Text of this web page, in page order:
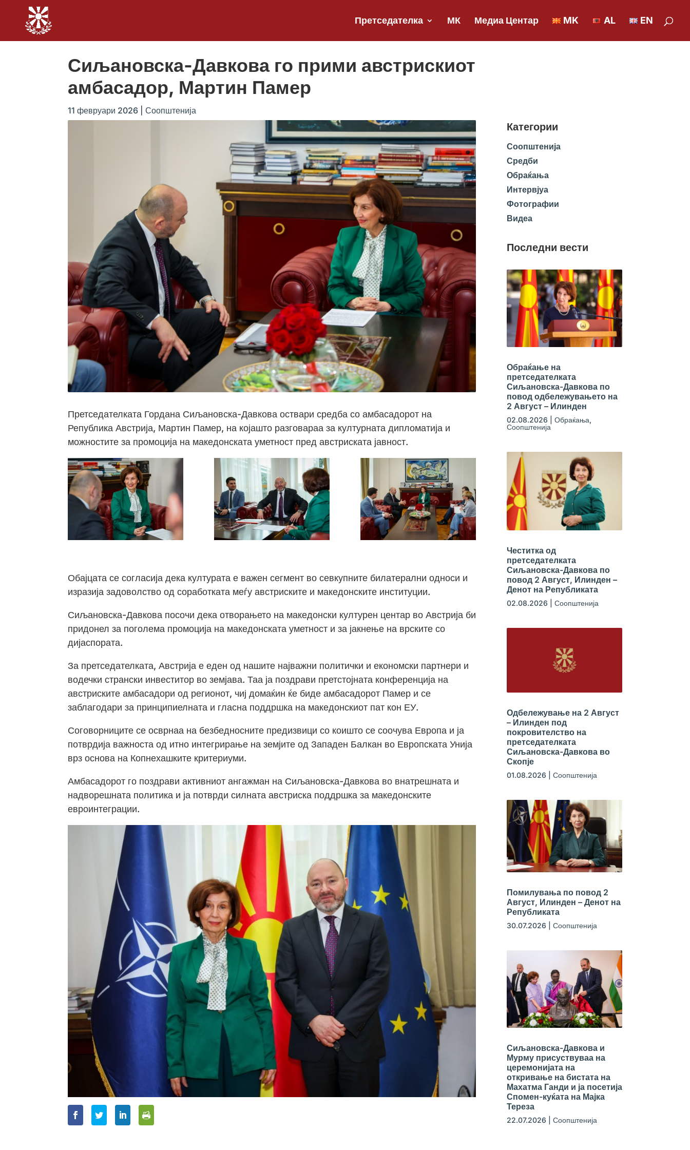
Претседателка МК Медиа Центар MK AL EN
Сиљановска-Давкова го прими австрискиот
амбасадор, Мартин Памер
11 февруари 2026 Соопштенија
Претседателката Гордана Сиљановска-Давкова оствари средба со амбасадорот на
Република Австрија, Мартин Памер, на којашто разговараа за културната дипломатија и
можностите за промоција на македонската уметност пред австриската јавност.
Обајцата се согласија дека културата е важен сегмент во севкупните билатерални односи и
изразија задоволство од соработката меѓу австриските и македонските институции.
Сиљановска-Давкова посочи дека отворањето на македонски културен центар во Австрија би
придонел за поголема промоција на македонската уметност и за јакнење на врските со
дијаспората.
За претседателката, Австрија е еден од нашите најважни политички и економски партнери и
водечки странски инвеститор во земјава. Таа ја поздрави претстојната конференција на
австриските амбасадори од регионот, чиј домаќин ќе биде амбасадорот Памер и се
заблагодари за принципиелната и гласна поддршка на македонскиот пат кон ЕУ.
Соговорниците се осврнаа на безбедносните предизвици со коишто се соочува Европа и ја
потврдија важноста од итно интегрирање на земјите од Западен Балкан во Европската Унија
врз основа на Копнехашките критериуми.
Амбасадорот го поздрави активниот ангажман на Сиљановска-Давкова во внатрешната и
надворешната политика и ја потврди силната австриска поддршка за македонските
евроинтеграции.
Категории
Соопштенија
Средби
Обраќања
Интервјуа
Фотографии
Видеа
Последни вести
Обраќање на
претседателката
Сиљановска-Давкова по
повод одбележувањето на
2 Август – Илинден
02.08.2026 Обраќања,
Соопштенија
Честитка од
претседателката
Сиљановска-Давкова по
повод 2 Август, Илинден –
Денот на Републиката
02.08.2026 Соопштенија
Одбележување на 2 Август
– Илинден под
покровителство на
претседателката
Сиљановска-Давкова во
Скопје
01.08.2026 Соопштенија
Помилувања по повод 2
Август, Илинден – Денот на
Републиката
30.07.2026 Соопштенија
Сиљановска-Давкова и
Мурму присуствуваа на
церемонијата на
откривање на бистата на
Махатма Ганди и ја посетија
Спомен-куќата на Мајка
Тереза
22.07.2026 Соопштенија